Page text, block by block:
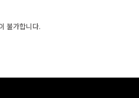
불가합니다.